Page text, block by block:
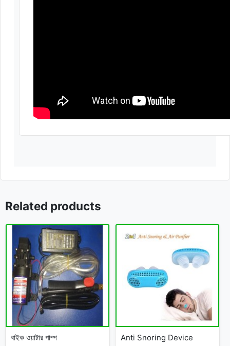
Related products
বাইক ওয়াটার পাম্প Anti Snoring Device